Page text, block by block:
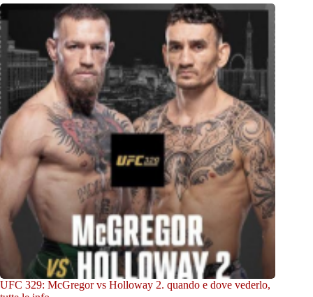
UFC 329: McGregor vs Holloway 2. quando e dove vederlo,